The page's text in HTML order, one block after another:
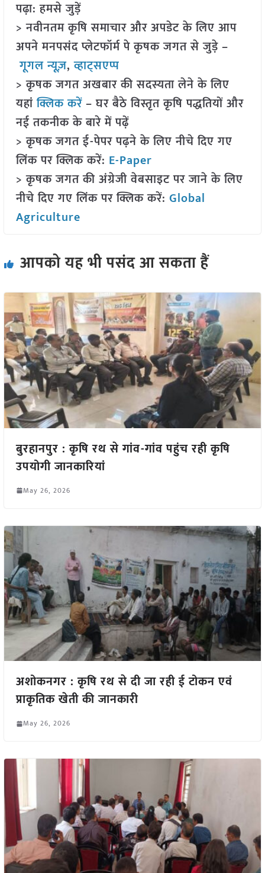
पढ़ा: हमसे जुड़ें
> नवीनतम कृषि समाचार और अपडेट के लिए आप
अपने मनपसंद प्लेटफॉर्म पे कृषक जगत से जुड़े –
गूगल न्यूज़,व्हाट्सएप्प
> कृषक जगत अखबार की सदस्यता लेने के लिए
यहांक्लिक करें– घर बैठे विस्तृत कृषि पद्धतियों और
नई तकनीक के बारे में पढ़ें
> कृषक जगत ई-पेपर पढ़ने के लिए नीचे दिए गए
लिंक पर क्लिक करें: E-Paper
> कृषक जगत की अंग्रेजी वेबसाइट पर जाने के लिए
नीचे दिए गए लिंक पर क्लिक करें: Global
Agriculture
आपको यह भी पसंद आ सकता हैं
बुरहानपुर : कृषि रथ से गांव-गांव पहुंच रही कृषि
उपयोगी जानकारियां
May 26, 2026
अशोकनगर : कृषि रथ से दी जा रही ई टोकन एवं
प्राकृतिक खेती की जानकारी
May 26, 2026